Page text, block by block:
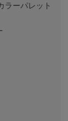
ラーパレット